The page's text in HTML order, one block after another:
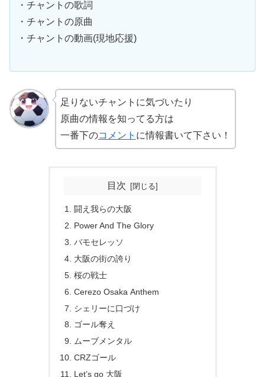
・チャントの歌詞
・チャントの原曲
・チャントの動画(現地応援)
足りないチャントに気づいたり
原曲の情報を知ってる方は
一番下のコメント に情報書いて下さい！
目次
闘え我らの大阪
Power And The Glory
バモセレッソ
大阪の街の誇り
桜の戦士
Cerezo Osaka Anthem
シェリーに口づけ
ゴール奪え
ムーブメンタル
CRZゴール
Let’s go 大阪